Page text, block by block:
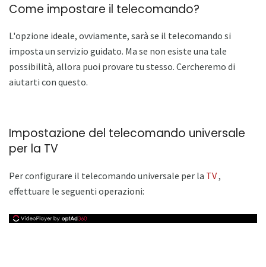
Come impostare il telecomando?
L'opzione ideale, ovviamente, sarà se il telecomando si
imposta un servizio guidato. Ma se non esiste una tale
possibilità, allora puoi provare tu stesso. Cercheremo di
aiutarti con questo.
Impostazione del telecomando universale
per la TV
Per configurare il telecomando universale per la TV,
effettuare le seguenti operazioni: